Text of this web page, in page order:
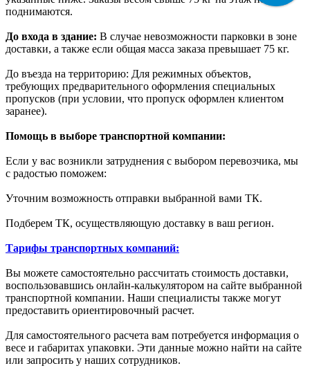
поднимаются.
До входа в здание: В случае невозможности парковки в зоне
доставки, а также если общая масса заказа превышает 75 кг.
До въезда на территорию: Для режимных объектов,
требующих предварительного оформления специальных
пропусков (при условии, что пропуск оформлен клиентом
заранее).
Помощь в выборе транспортной компании:
Если у вас возникли затруднения с выбором перевозчика, мы
с радостью поможем:
Уточним возможность отправки выбранной вами ТК.
Подберем ТК, осуществляющую доставку в ваш регион.
Тарифы транспортных компаний:
Вы можете самостоятельно рассчитать стоимость доставки,
воспользовавшись онлайн-калькулятором на сайте выбранной
транспортной компании. Наши специалисты также могут
предоставить ориентировочный расчет.
Для самостоятельного расчета вам потребуется информация о
весе и габаритах упаковки. Эти данные можно найти на сайте
или запросить у наших сотрудников.